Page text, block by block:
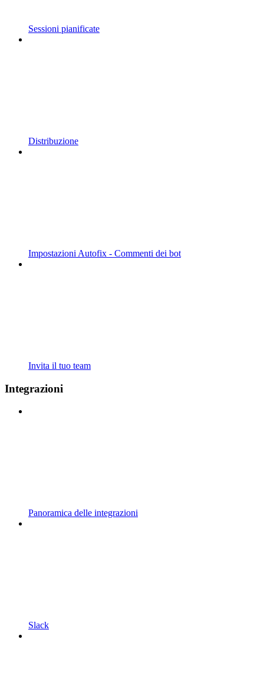
Sessioni pianificate
Distribuzione
Impostazioni Autofix - Commenti dei bot
Invita il tuo team
Integrazioni
Panoramica delle integrazioni
Slack